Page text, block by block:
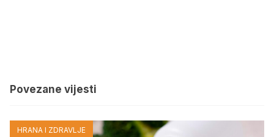
Povezane vijesti
HRANA I ZDRAVLJE